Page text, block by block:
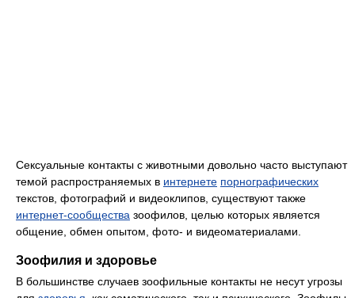
Сексуальные контакты с животными довольно часто выступают
темой распространяемых в интернете порнографических
текстов, фотографий и видеоклипов, существуют также
интернет-сообщества зоофилов, целью которых является
общение, обмен опытом, фото- и видеоматериалами.
Зоофилия и здоровье
В большинстве случаев зоофильные контакты не несут угрозы